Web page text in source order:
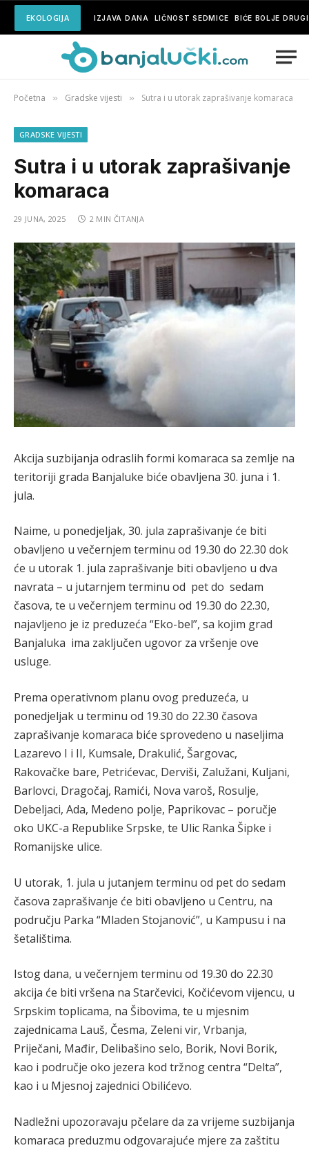
EKOLOGIJA IZJAVA DANA LIČNOST SEDMICE BIĆE BOLJE
Početna » Gradske vijesti » Sutra i u utorak zaprašivanje komaraca
GRADSKE VIJESTI
Sutra i u utorak zaprašivanje
komaraca
29 JUNA, 2025 2 MIN ČITANJA
Akcija suzbijanja odraslih formi komaraca sa zemlje na
teritoriji grada Banjaluke biće obavljena 30. juna i 1.
jula.
Naime, u ponedjeljak, 30. jula zaprašivanje će biti
obavljeno u večernjem terminu od 19.30 do 22.30 dok
će u utorak 1. jula zaprašivanje biti obavljeno u dva
navrata – u jutarnjem terminu od pet do sedam
časova, te u večernjem terminu od 19.30 do 22.30,
najavljeno je iz preduzeća “Eko-bel”, sa kojim grad
Banjaluka ima zaključen ugovor za vršenje ove
usluge.
Prema operativnom planu ovog preduzeća, u
ponedjeljak u terminu od 19.30 do 22.30 časova
zaprašivanje komaraca biće sprovedeno u naseljima
Lazarevo I i II, Kumsale, Drakulić, Šargovac,
Rakovačke bare, Petrićevac, Derviši, Zalužani, Kuljani,
Barlovci, Dragočaj, Ramići, Nova varoš, Rosulje,
Debeljaci, Ada, Medeno polje, Paprikovac – poručje
oko UKC-a Republike Srpske, te Ulic Ranka Šipke i
Romanijske ulice.
U utorak, 1. jula u jutanjem terminu od pet do sedam
časova zaprašivanje će biti obavljeno u Centru, na
području Parka “Mladen Stojanović”, u Kampusu i na
šetalištima.
Istog dana, u večernjem terminu od 19.30 do 22.30
akcija će biti vršena na Starčevici, Kočićevom vijencu, u
Srpskim toplicama, na Šibovima, te u mjesnim
zajednicama Lauš, Česma, Zeleni vir, Vrbanja,
Priječani, Mađir, Delibašino selo, Borik, Novi Borik,
kao i područje oko jezera kod tržnog centra “Delta”,
kao i u Mjesnoj zajednici Obilićevo.
Nadležni upozoravaju pčelare da za vrijeme suzbijanja
komaraca preduzmu odgovarajuće mjere za zaštitu